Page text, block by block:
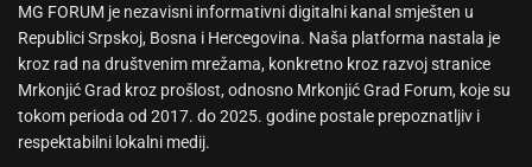
MG FORUM je nezavisni informativni digitalni kanal smješten u
Republici Srpskoj, Bosna i Hercegovina. Naša platforma nastala je
kroz rad na društvenim mrežama, konkretno kroz razvoj stranice
Mrkonjić Grad kroz prošlost, odnosno Mrkonjić Grad Forum, koje su
tokom perioda od 2017. do 2025. godine postale prepoznatljiv i
respektabilni lokalni medij.